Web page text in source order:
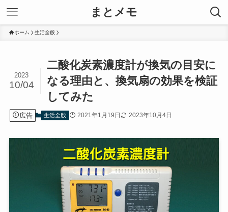
まとメモ
ホーム 生活全般
二酸化炭素濃度計が換気の目安に
なる理由と、換気扇の効果を検証
してみた
2023
10/04
広告 生活全般 2021年1月19日 2023年10月4日